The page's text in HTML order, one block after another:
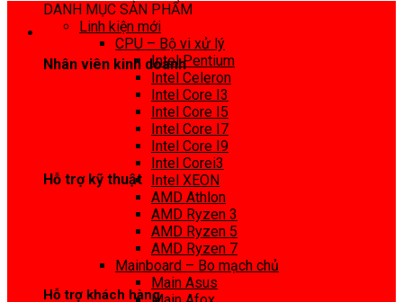
Nhân viên kinh doanh
Hỗ trợ kỹ thuật
Hỗ trợ khách hàng
DANH MỤC SẢN PHẨM
Linh kiện mới
CPU – Bộ vi xử lý
Intel Pentium
Intel Celeron
Intel Core I3
Intel Core I5
Intel Core I7
Intel Core I9
Intel Corei3
Intel XEON
AMD Athlon
AMD Ryzen 3
AMD Ryzen 5
AMD Ryzen 7
Mainboard – Bo mạch chủ
Main Asus